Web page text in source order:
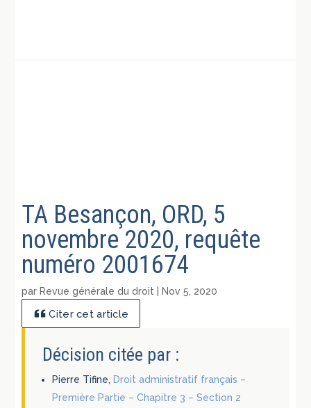
TA Besançon, ORD, 5
novembre 2020, requête
numéro 2001674
par Revue générale du droit Nov 5, 2020
Citer cet article
Décision citée par :
Pierre Tifine, Droit administratif français –
Première Partie – Chapitre 3 – Section 2